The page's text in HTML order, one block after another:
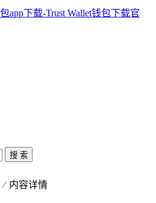
搜 索
内容详情